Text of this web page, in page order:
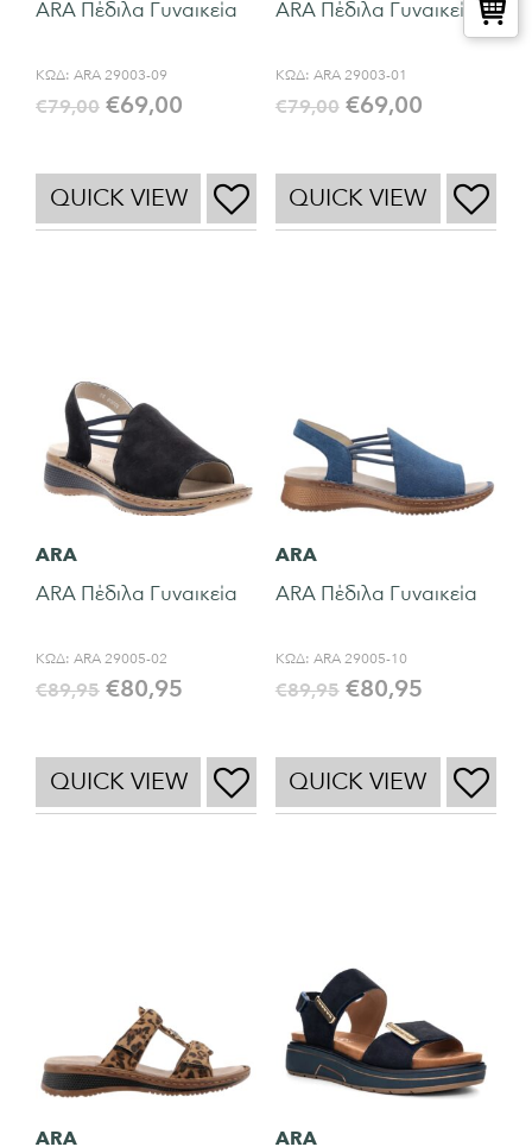
ARA Πέδιλα Γυναικεία
ΚΩΔ: ARA 29003-09
€79,00 €69,00
QUICK VIEW
ARA Πέδιλα Γυναικεία
ΚΩΔ: ARA 29003-01
€79,00 €69,00
QUICK VIEW
ARA
ARA Πέδιλα Γυναικεία
ΚΩΔ: ARA 29005-02
€89,95 €80,95
QUICK VIEW
ARA
ARA Πέδιλα Γυναικεία
ΚΩΔ: ARA 29005-10
€89,95 €80,95
QUICK VIEW
ARA ARA